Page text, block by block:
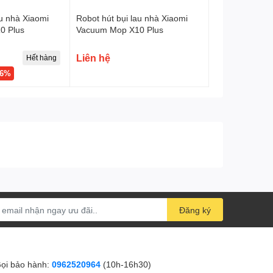
nhà Xiaomi
Plus
Hết hàng
Robot hút bụi lau nhà Xiaomi
Vacuum Mop X10 Plus
Liên hệ
Đăng ký
bảo hành: 0962520964 (10h-16h30)